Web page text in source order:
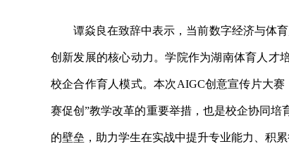
谭焱良在致辞中表示，当前数字经济与体
创新发展的核心动力。学院作为湖南体育人才
校企合作育人模式。本次AIGC创意宣传片大
赛促创”教学改革的重要举措，也是校企协同
的壁垒，助力学生在实战中提升专业能力、积累